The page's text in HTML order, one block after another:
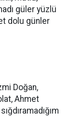
güler yüzlü
dolu günler
Doğan,
Ahmet